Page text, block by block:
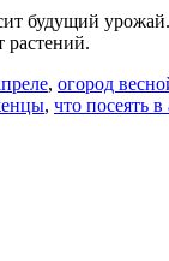
будущий
растений.
, огород
, что посеять в